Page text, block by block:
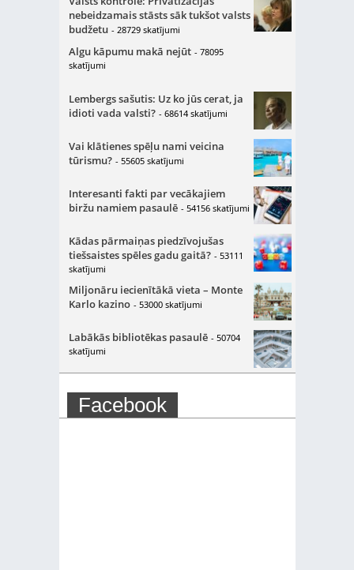
nebeidzamais stāsts sāk tukšot valsts
budžetu - 28729 skatījumi
Algu kāpumu makā nejūt - 78095
skatījumi
Lembergs sašutis: Uz ko jūs cerat, ja
idioti vada valsti? - 68614 skatījumi
Vai klātienes spēļu nami veicina
tūrismu? - 55605 skatījumi
Interesanti fakti par vecākajiem
biržu namiem pasaulē - 54156 skatījumi
Kādas pārmaiņas piedzīvojušas
tiešsaistes spēles gadu gaitā? - 53111
skatījumi
Miljonāru iecienītākā vieta – Monte
Karlo kazino - 53000 skatījumi
Labākās bibliotēkas pasaulē - 50704
skatījumi
Facebook